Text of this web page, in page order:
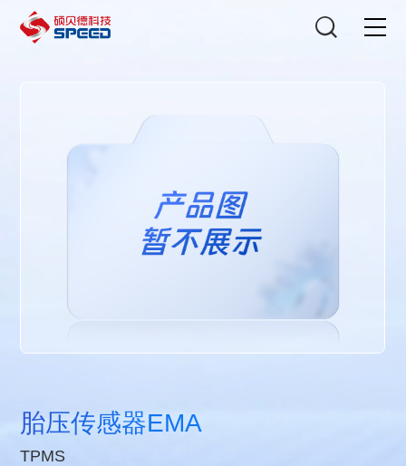
可持续发展
关于我们
选择语言 在线咨询
胎压传感器EMA
TPMS